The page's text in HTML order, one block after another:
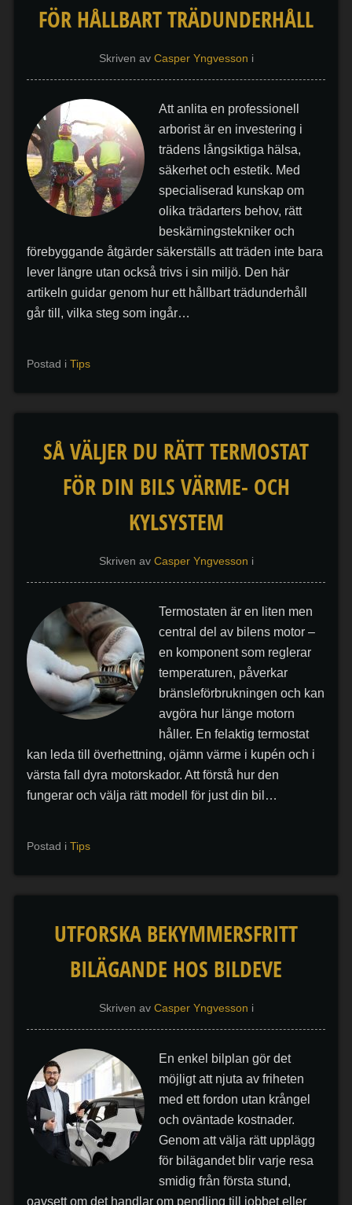
FÖR HÅLLBART TRÄDUNDERHÅLL
Skriven av Casper Yngvesson i
Att anlita en professionell
arborist är en investering i
trädens långsiktiga hälsa,
säkerhet och estetik. Med
specialiserad kunskap om
olika trädarters behov, rätt
beskärningstekniker och
förebyggande åtgärder säkerställs att träden inte bara
lever längre utan också trivs i sin miljö. Den här
artikeln guidar genom hur ett hållbart trädunderhåll
går till, vilka steg som ingår…
Postad iTips
SÅ VÄLJER DU RÄTT TERMOSTAT
FÖR DIN BILS VÄRME- OCH
KYLSYSTEM
Skriven av Casper Yngvesson i
Termostaten är en liten men
central del av bilens motor –
en komponent som reglerar
temperaturen, påverkar
bränsleförbrukningen och kan
avgöra hur länge motorn
håller. En felaktig termostat
kan leda till överhettning, ojämn värme i kupén och i
värsta fall dyra motorskador. Att förstå hur den
fungerar och välja rätt modell för just din bil…
Postad iTips
UTFORSKA BEKYMMERSFRITT
BILÄGANDE HOS BILDEVE
Skriven av Casper Yngvesson i
En enkel bilplan gör det
möjligt att njuta av friheten
med ett fordon utan krångel
och oväntade kostnader.
Genom att välja rätt upplägg
för bilägandet blir varje resa
smidig från första stund,
oavsett om det handlar om pendling till jobbet eller